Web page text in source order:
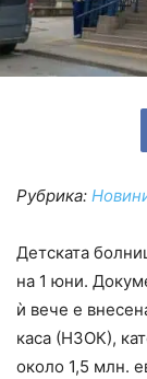
Рубрика:
Детската
на 1 юни.
ѝ вече е
каса (НЗОК),
около 1,5 млн.